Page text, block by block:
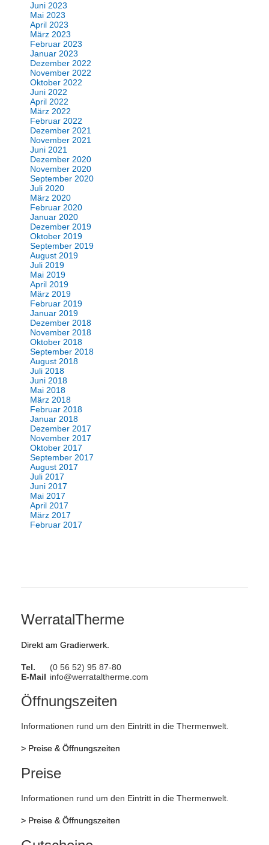
Juni 2023
Mai 2023
April 2023
März 2023
Februar 2023
Januar 2023
Dezember 2022
November 2022
Oktober 2022
Juni 2022
April 2022
März 2022
Februar 2022
Dezember 2021
November 2021
Juni 2021
Dezember 2020
November 2020
September 2020
Juli 2020
März 2020
Februar 2020
Januar 2020
Dezember 2019
Oktober 2019
September 2019
August 2019
Juli 2019
Mai 2019
April 2019
März 2019
Februar 2019
Januar 2019
Dezember 2018
November 2018
Oktober 2018
September 2018
August 2018
Juli 2018
Juni 2018
Mai 2018
März 2018
Februar 2018
Januar 2018
Dezember 2017
November 2017
Oktober 2017
September 2017
August 2017
Juli 2017
Juni 2017
Mai 2017
April 2017
März 2017
Februar 2017
WerratalTherme
Direkt am Gradierwerk.
Tel.
(0 56 52) 95 87-80
E-Mail info@werrataltherme.com
Öffnungszeiten
Informationen rund um den Eintritt in die Thermenwelt.
> Preise & Öffnungszeiten
Preise
Informationen rund um den Eintritt in die Thermenwelt.
> Preise & Öffnungszeiten